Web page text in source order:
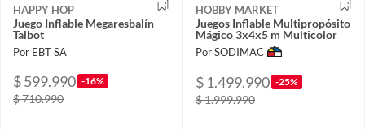
HAPPY HOP
Juego Inflable Megaresbalín
Talbot
Por EBT SA
$ 599.990 -16%
$ 710.990
HOBBY MARKET
Juegos Inflable Multipropósito
Mágico 3x4x5 m Multicolor
Por SODIMAC
$ 1.499.990 -25%
$ 1.999.990